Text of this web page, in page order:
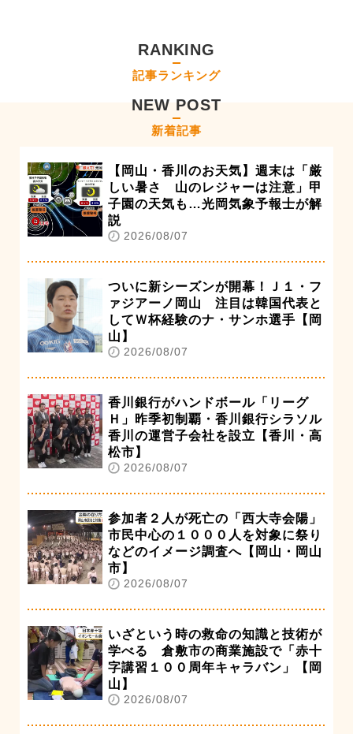
RANKING
記事ランキング
NEW POST
新着記事
【岡山・香川のお天気】週末は「厳
しい暑さ 山のレジャーは注意」甲
子園の天気も…光岡気象予報士が解
説
2026/08/07
ついに新シーズンが開幕！Ｊ１・フ
ァジアーノ岡山 注目は韓国代表と
してＷ杯経験のナ・サンホ選手【岡
山】
2026/08/07
香川銀行がハンドボール「リーグ
Ｈ」昨季初制覇・香川銀行シラソル
香川の運営子会社を設立【香川・高
松市】
2026/08/07
参加者２人が死亡の「西大寺会陽」
市民中心の１０００人を対象に祭り
などのイメージ調査へ【岡山・岡山
市】
2026/08/07
いざという時の救命の知識と技術が
学べる 倉敷市の商業施設で「赤十
字講習１００周年キャラバン」【岡
山】
2026/08/07